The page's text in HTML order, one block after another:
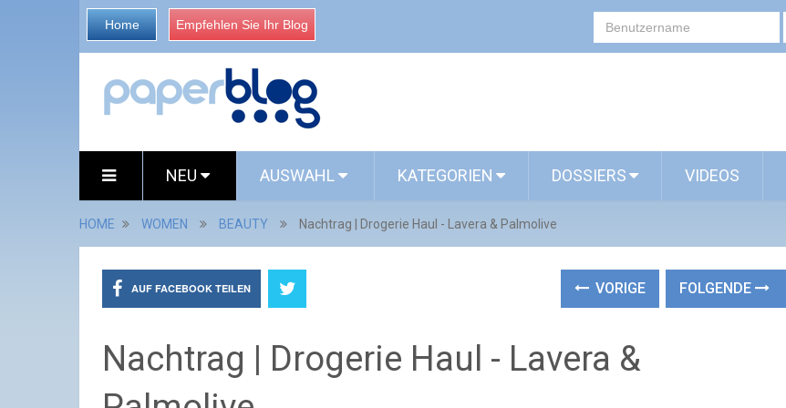
Home Empfehlen Sie Ihr Blog
NEU AUSWAHL KATEGORIEN DOSSIERS VIDEOS
HOME WOMEN BEAUTY Nachtrag | Drogerie Haul - Lavera & Palmolive
AUF FACEBOOK TEILEN VORIGE FOLGENDE
Nachtrag | Drogerie Haul - Lavera &